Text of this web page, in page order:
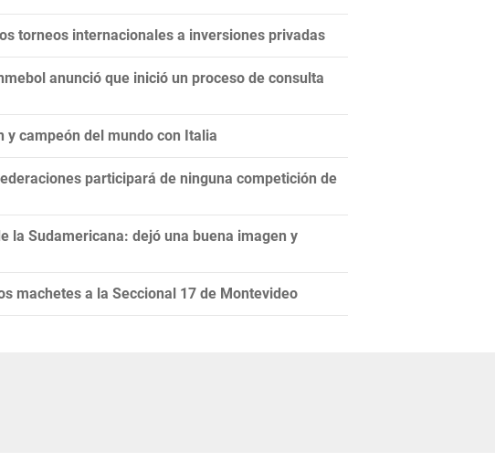
torneos internacionales a inversiones privadas
anunció que inició un proceso de consulta
y campeón del mundo con Italia
participará de ninguna competición de
la Sudamericana: dejó una buena imagen y
machetes a la Seccional 17 de Montevideo